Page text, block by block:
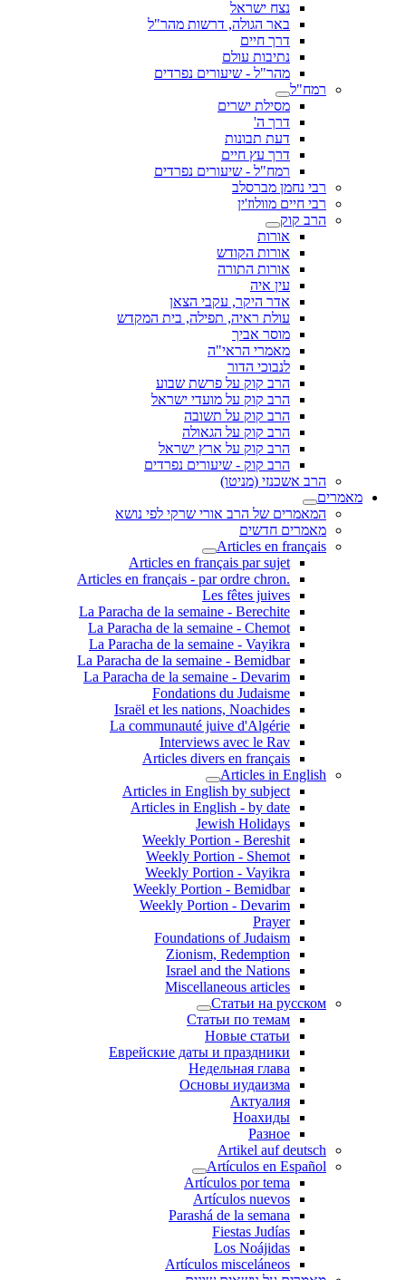
נצח ישראל
באר הגולה, דרשות מהר"ל
דרך חיים
נתיבות עולם
מהר"ל - שיעורים נפרדים
רמח"ל
מסילת ישרים
דרך ה'
דעת תבונות
דרך עץ חיים
רמח"ל - שיעורים נפרדים
רבי נחמן מברסלב
רבי חיים מוולוז'ין
הרב קוק
אורות
אורות הקודש
אורות התורה
עין איה
אדר היקר, עקבי הצאן
עולת ראיה, תפילה, בית המקדש
מוסר אביך
מאמרי הראי"ה
לנבוכי הדור
הרב קוק על פרשת שבוע
הרב קוק על מועדי ישראל
הרב קוק על תשובה
הרב קוק על הגאולה
הרב קוק על ארץ ישראל
הרב קוק - שיעורים נפרדים
הרב אשכנזי (מניטו)
מאמרים
המאמרים של הרב אורי שרקי לפי נושא
מאמרים חדשים
Articles en français
Articles en français par sujet
.Articles en français - par ordre chron
Les fêtes juives
La Paracha de la semaine - Berechite
La Paracha de la semaine - Chemot
La Paracha de la semaine - Vayikra
La Paracha de la semaine - Bemidbar
La Paracha de la semaine - Devarim
Fondations du Judaisme
Israël et les nations, Noachides
La communauté juive d'Algérie
Interviews avec le Rav
Articles divers en français
Articles in English
Articles in English by subject
Articles in English - by date
Jewish Holidays
Weekly Portion - Bereshit
Weekly Portion - Shemot
Weekly Portion - Vayikra
Weekly Portion - Bemidbar
Weekly Portion - Devarim
Prayer
Foundations of Judaism
Zionism, Redemption
Israel and the Nations
Miscellaneous articles
Статьи на русском
Статьи по темам
Новые статьи
Еврейские даты и праздники
Недельная глава
Основы иудаизма
Актуалия
Ноахиды
Разное
Artikel auf deutsch
Artículos en Español
Artículos por tema
Artículos nuevos
Parashá de la semana
Fiestas Judías
Los Noájidas
Artículos misceláneos